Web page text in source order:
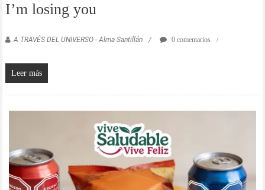
I’m losing you
A TRAVÉS DEL UNIVERSO - Alma Santillán 0 comentarios
Leer más